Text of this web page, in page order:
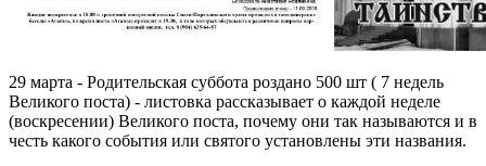
29 марта - Родительская суббота роздано 500 шт ( 7 недель
Великого поста) - листовка рассказывает о каждой неделе
(воскресении) Великого поста, почему они так называются и в
честь какого события или святого установлены эти названия.